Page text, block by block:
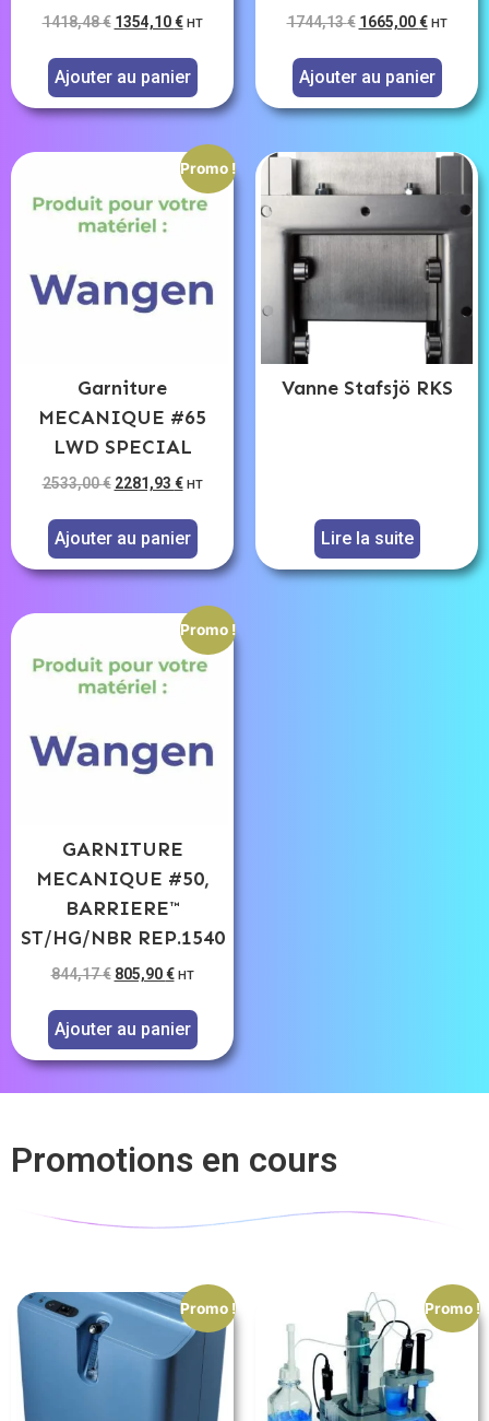
1418,48€ 1354,10€ HT
Ajouter au panier
1744,13€ 1665,00€ HT
Ajouter au panier
Promo !
Garniture
MECANIQUE #65
LWD SPECIAL
2533,00€ 2281,93 € HT
Ajouter au panier
Vanne Stafsjö RKS
Lire la suite
Promo !
GARNITURE
MECANIQUE #50,
BARRIERE™
ST/HG/NBR REP.1540
844,17€ 805,90€ HT
Ajouter au panier
Promotions en cours
Promo ! Promo !